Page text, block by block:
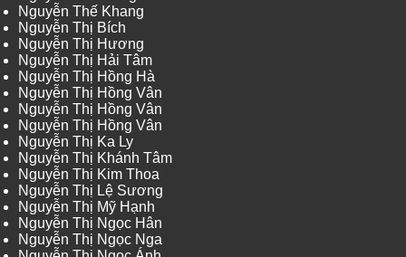
Nguyễn Thế Khang
Nguyễn Thị Bích
Nguyễn Thị Hương
Nguyễn Thị Hải Tâm
Nguyễn Thị Hồng Hà
Nguyễn Thị Hồng Vân
Nguyễn Thị Hồng Vân
Nguyễn Thị Hồng Vân
Nguyễn Thị Ka Ly
Nguyễn Thị Khánh Tâm
Nguyễn Thị Kim Thoa
Nguyễn Thị Lệ Sương
Nguyễn Thị Mỹ Hạnh
Nguyễn Thị Ngọc Hân
Nguyễn Thị Ngọc Nga